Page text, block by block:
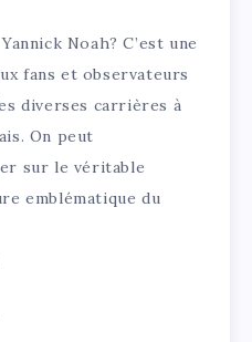
Noah? C’est une
fans et observateurs
diverses carrières à
On peut
sur le véritable
emblématique du